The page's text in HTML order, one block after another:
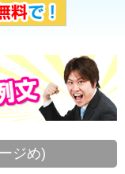
ジめ)